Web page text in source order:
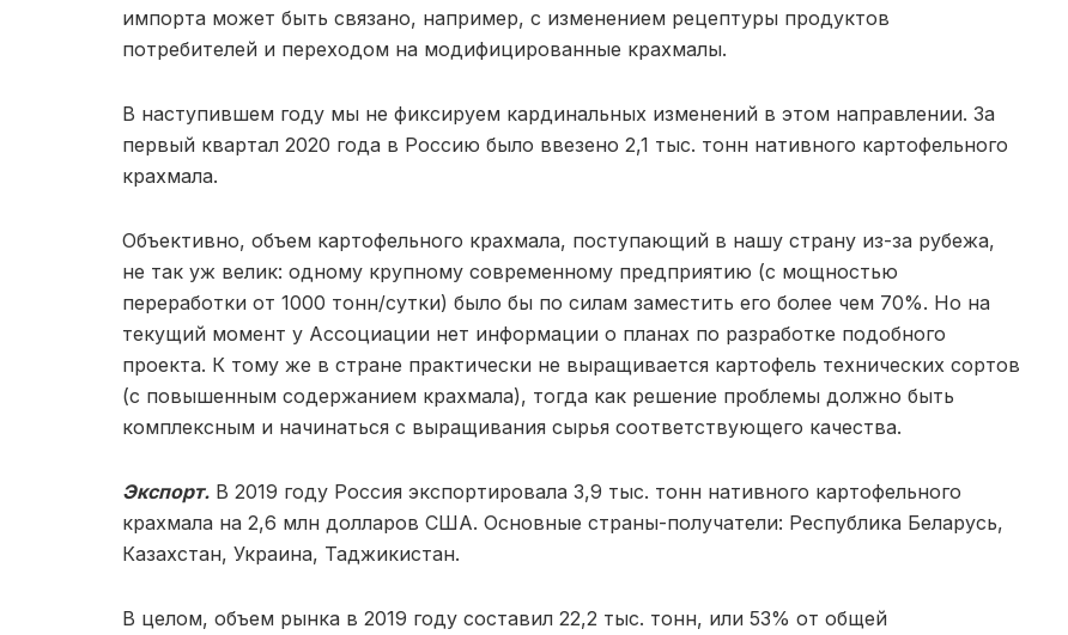
импорта может быть связано, например, с изменением рецептуры продуктов
потребителей и переходом на модифицированные крахмалы.
В наступившем году мы не фиксируем кардинальных изменений в этом направлении. За
первый квартал 2020 года в Россию было ввезено 2,1 тыс. тонн нативного картофельного
крахмала.
Объективно, объем картофельного крахмала, поступающий в нашу страну из-за рубежа,
не так уж велик: одному крупному современному предприятию (с мощностью
переработки от 1000 тонн/сутки) было бы по силам заместить его более чем 70%. Но на
текущий момент у Ассоциации нет информации о планах по разработке подобного
проекта. К тому же в стране практически не выращивается картофель технических сортов
(с повышенным содержанием крахмала), тогда как решение проблемы должно быть
комплексным и начинаться с выращивания сырья соответствующего качества.
Экспорт. В 2019 году Россия экспортировала 3,9 тыс. тонн нативного картофельного
крахмала на 2,6 млн долларов США. Основные страны-получатели: Республика Беларусь,
Казахстан, Украина, Таджикистан.
В целом, объем рынка в 2019 году составил 22,2 тыс. тонн, или 53% от общей